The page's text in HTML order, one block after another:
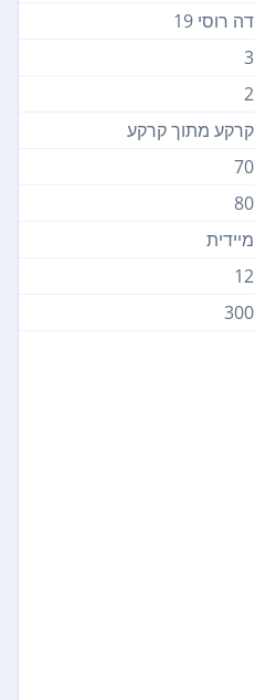
דה רוסי 19
3
2
קרקע מתוך קרקע
70
80
מיידית
12
300